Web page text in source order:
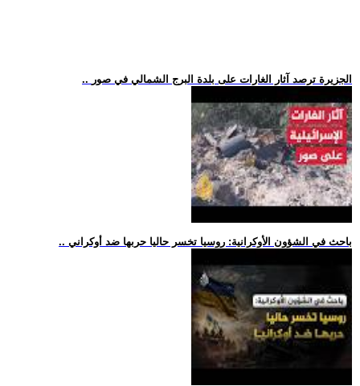
.. الجزيرة ترصد آثار الغارات على بلدة البرج الشمالي في صور
.. باحث في الشؤون الأوكرانية: روسيا تخسر حاليا حربها ضد أوكراني